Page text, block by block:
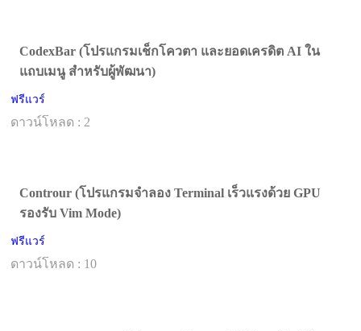
CodexBar (โปรแกรมเช็กโควตา และยอดเครดิต AI ใน
แถบเมนู สำหรับผู้พัฒนา)
ฟรีแวร์
ดาวน์โหลด : 2
Controur (โปรแกรมจำลอง Terminal เร็วแรงด้วย GPU
รองรับ Vim Mode)
ฟรีแวร์
ดาวน์โหลด : 10